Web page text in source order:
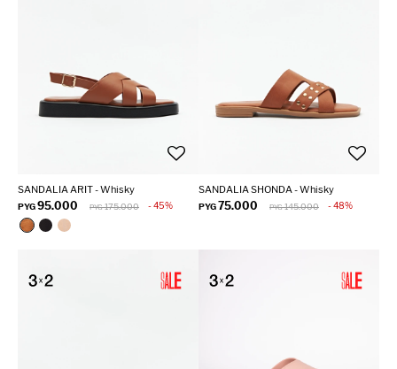
SANDALIA ARIT - Whisky
PYG95.000 PYG 175.000 45
SANDALIA SHONDA - Whisky
PYG75.000 PYG 145.000 48